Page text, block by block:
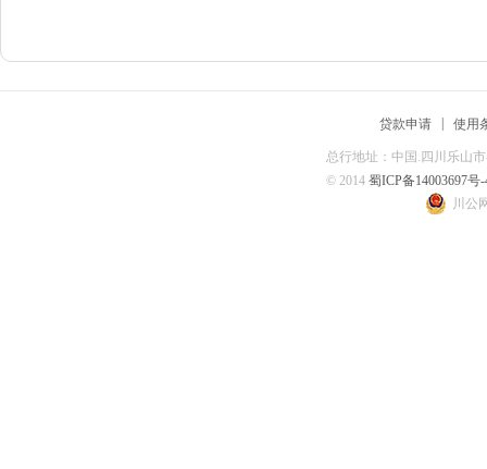
贷款申请 使用
总行地址：中国.四川乐山
© 2014 蜀ICP备14003697号-
川公